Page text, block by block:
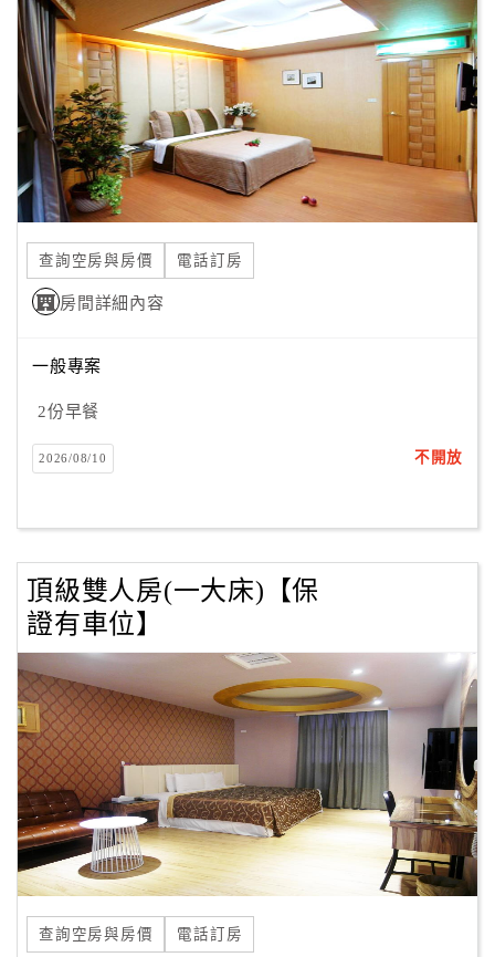
查詢空房與房價 電話訂房
房間詳細內容
一般專案
2份早餐
2026/08/10 不開放
頂級雙人房(一大床)【保
證有車位】
查詢空房與房價 電話訂房